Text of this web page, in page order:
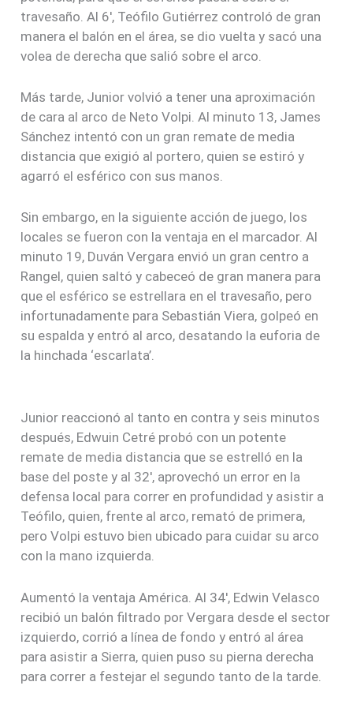
travesaño. Al 6′, Teófilo Gutiérrez controló de gran
manera el balón en el área, se dio vuelta y sacó una
volea de derecha que salió sobre el arco.
Más tarde, Junior volvió a tener una aproximación
de cara al arco de Neto Volpi. Al minuto 13, James
Sánchez intentó con un gran remate de media
distancia que exigió al portero, quien se estiró y
agarró el esférico con sus manos.
Sin embargo, en la siguiente acción de juego, los
locales se fueron con la ventaja en el marcador. Al
minuto 19, Duván Vergara envió un gran centro a
Rangel, quien saltó y cabeceó de gran manera para
que el esférico se estrellara en el travesaño, pero
infortunadamente para Sebastián Viera, golpeó en
su espalda y entró al arco, desatando la euforia de
la hinchada ‘escarlata’.
Junior reaccionó al tanto en contra y seis minutos
después, Edwuin Cetré probó con un potente
remate de media distancia que se estrelló en la
base del poste y al 32′, aprovechó un error en la
defensa local para correr en profundidad y asistir a
Teófilo, quien, frente al arco, remató de primera,
pero Volpi estuvo bien ubicado para cuidar su arco
con la mano izquierda.
Aumentó la ventaja América. Al 34′, Edwin Velasco
recibió un balón filtrado por Vergara desde el sector
izquierdo, corrió a línea de fondo y entró al área
para asistir a Sierra, quien puso su pierna derecha
para correr a festejar el segundo tanto de la tarde.